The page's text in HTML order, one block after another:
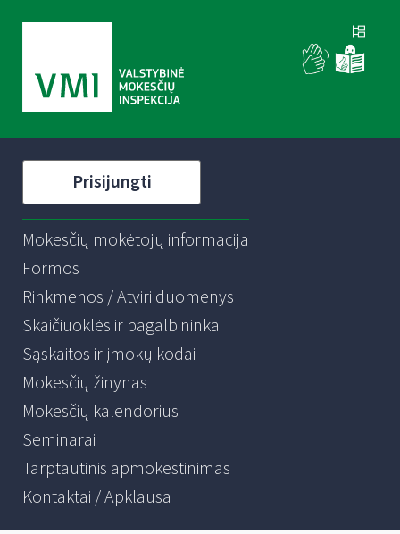
Prisijungti
Mokesčių mokėtojų informacija
Formos
Rinkmenos / Atviri duomenys
Skaičiuoklės ir pagalbininkai
Sąskaitos ir įmokų kodai
Mokesčių žinynas
Mokesčių kalendorius
Seminarai
Tarptautinis apmokestinimas
Kontaktai / Apklausa